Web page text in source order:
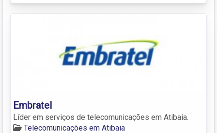
Embratel
Líder em serviços de telecomunicações em Atibaia.
Telecomunicações em Atibaia